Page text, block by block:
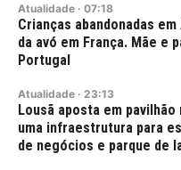
Atualidade · 07:18
Crianças abandonadas
da avó em França. Mãe e
Portugal
Atualidade · 23:13
Lousã aposta em
uma infraestrutura para
de negócios e parque de